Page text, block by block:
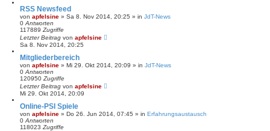
RSS Newsfeed
von apfelsine » Sa 8. Nov 2014, 20:25 » in JdT-News
0 Antworten
117889 Zugriffe
Letzter Beitrag von apfelsine
Sa 8. Nov 2014, 20:25
Mitgliederbereich
von apfelsine » Mi 29. Okt 2014, 20:09 » in JdT-News
0 Antworten
120950 Zugriffe
Letzter Beitrag von apfelsine
Mi 29. Okt 2014, 20:09
Online-PSI Spiele
von apfelsine » Do 26. Jun 2014, 07:45 » in Erfahrungsaustausch
0 Antworten
118023 Zugriffe